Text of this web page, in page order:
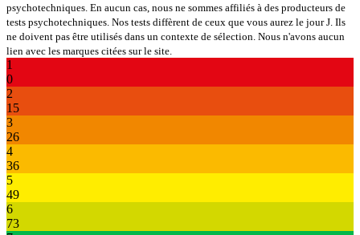
psychotechniques. En aucun cas, nous ne sommes affiliés à des producteurs de
tests psychotechniques. Nos tests diffèrent de ceux que vous aurez le jour J. Ils
ne doivent pas être utilisés dans un contexte de sélection. Nous n'avons aucun
lien avec les marques citées sur le site.
1
0
2
15
3
26
4
36
5
49
6
73